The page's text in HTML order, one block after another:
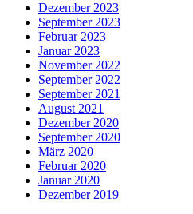
Dezember 2023
September 2023
Februar 2023
Januar 2023
November 2022
September 2022
September 2021
August 2021
Dezember 2020
September 2020
März 2020
Februar 2020
Januar 2020
Dezember 2019